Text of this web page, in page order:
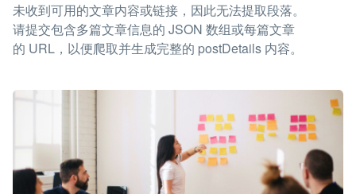
未收到可用的文章内容或链接，因此无法提取段落。
请提交包含多篇文章信息的 JSON 数组或每篇文章
的 URL，以便爬取并生成完整的 postDetails 内容。